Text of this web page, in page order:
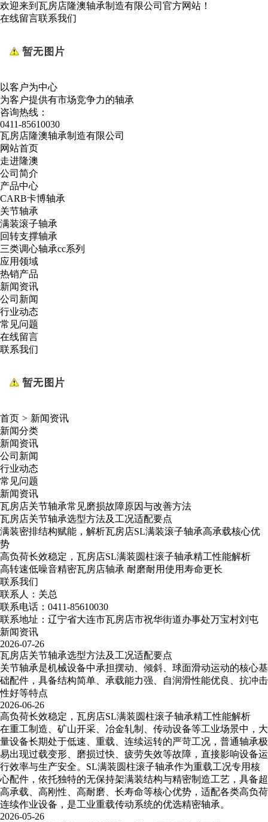
欢迎来到瓦房店隆澳轴承制造有限公司官方网站！
在线留言联系我们
以客户为中心
为客户提供有市场竞争力的轴承
咨询热线：
0411-85610030
瓦房店隆澳轴承制造有限公司
网站首页
走进隆澳
公司简介
产品中心
CARB卡博轴承
关节轴承
满装滚子轴承
回转支撑轴承
三类调心轴承cc系列
应用领域
热销产品
新闻资讯
公司新闻
行业动态
常见问题
在线留言
联系我们
首页 > 新闻资讯
新闻分类
新闻资讯
公司新闻
行业动态
常见问题
新闻资讯
瓦房店关节轴承常见磨损故障原因与改善方法
瓦房店关节轴承选型方法及工况适配要点
满装密排结构赋能，解析瓦房店SL满装滚子轴承高承载核心优
势
高负荷长效稳定，瓦房店SL满装圆柱滚子轴承精工性能解析
高转速低噪音精密瓦房店轴承​ 耐磨耐用使用寿命更长
联系我们
联系人：关总
联系电话：0411-85610030
联系地址：辽宁省大连市瓦房店市祝华街道办事处万宝村刘屯
新闻资讯
2026-07-26
瓦房店关节轴承选型方法及工况适配要点
关节轴承是机械设备中承担摆动、倾斜、球面滑动运动的核心基
础配件，具备结构简单、承载能力强、自润滑性能优良、抗冲击
性好等特点
2026-06-26
高负荷长效稳定，瓦房店SL满装圆柱滚子轴承精工性能解析
在重工制造、矿山开采、冶金轧制、传动设备等工业场景中，大
量设备长期处于低速、重载、连续运转的严苛工况，普通轴承极
易出现过载变形、磨损过快、疲劳失效等故障，直接影响设备运
行效率与生产安全。SL满装圆柱滚子轴承作为重载工况专用核
心配件，依托独特的无保持架满装结构与精密制造工艺，具备超
高承载、高刚性、高耐磨、长寿命等核心优势，适配各类高负荷
连续作业设备，是工业重载传动系统的优选精密轴承。
2026-05-26